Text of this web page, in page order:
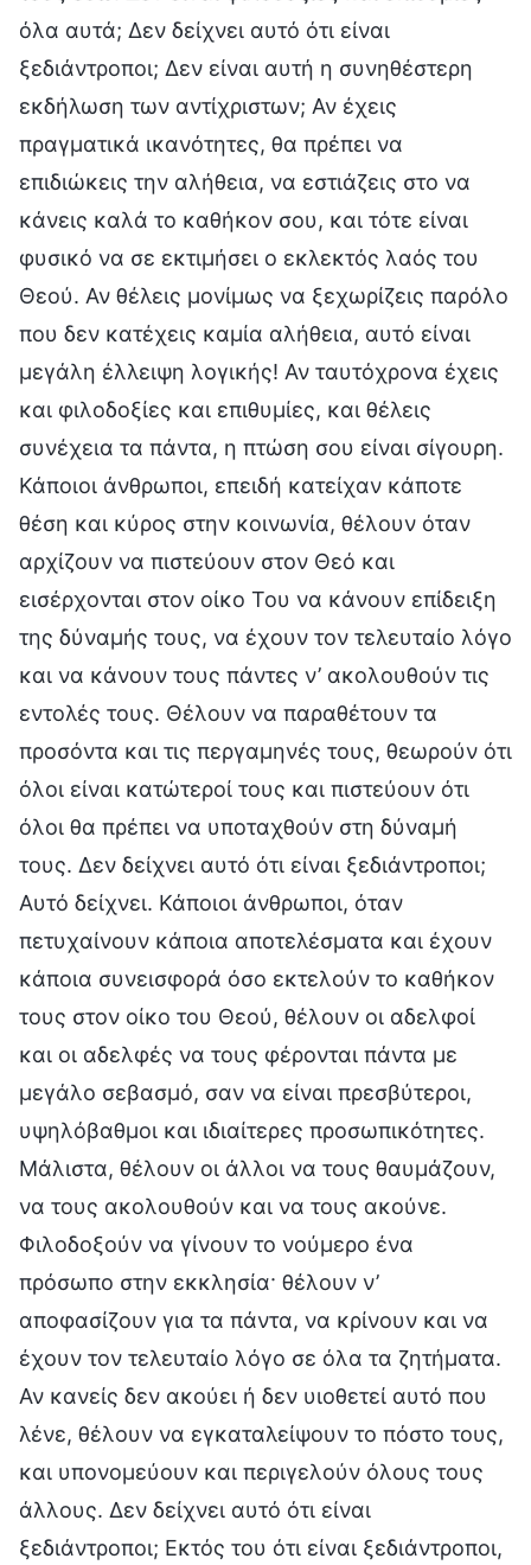
όλα αυτά; Δεν δείχνει αυτό ότι είναι
ξεδιάντροποι; Δεν είναι αυτή η συνηθέστερη
εκδήλωση των αντίχριστων; Αν έχεις
πραγματικά ικανότητες, θα πρέπει να
επιδιώκεις την αλήθεια, να εστιάζεις στο να
κάνεις καλά το καθήκον σου, και τότε είναι
φυσικό να σε εκτιμήσει ο εκλεκτός λαός του
Θεού. Αν θέλεις μονίμως να ξεχωρίζεις παρόλο
που δεν κατέχεις καμία αλήθεια, αυτό είναι
μεγάλη έλλειψη λογικής! Αν ταυτόχρονα έχεις
και φιλοδοξίες και επιθυμίες, και θέλεις
συνέχεια τα πάντα, η πτώση σου είναι σίγουρη.
Κάποιοι άνθρωποι, επειδή κατείχαν κάποτε
θέση και κύρος στην κοινωνία, θέλουν όταν
αρχίζουν να πιστεύουν στον Θεό και
εισέρχονται στον οίκο Του να κάνουν επίδειξη
της δύναμής τους, να έχουν τον τελευταίο λόγο
και να κάνουν τους πάντες ν’ ακολουθούν τις
εντολές τους. Θέλουν να παραθέτουν τα
προσόντα και τις περγαμηνές τους, θεωρούν ότι
όλοι είναι κατώτεροί τους και πιστεύουν ότι
όλοι θα πρέπει να υποταχθούν στη δύναμή
τους. Δεν δείχνει αυτό ότι είναι ξεδιάντροποι;
Αυτό δείχνει. Κάποιοι άνθρωποι, όταν
πετυχαίνουν κάποια αποτελέσματα και έχουν
κάποια συνεισφορά όσο εκτελούν το καθήκον
τους στον οίκο του Θεού, θέλουν οι αδελφοί
και οι αδελφές να τους φέρονται πάντα με
μεγάλο σεβασμό, σαν να είναι πρεσβύτεροι,
υψηλόβαθμοι και ιδιαίτερες προσωπικότητες.
Μάλιστα, θέλουν οι άλλοι να τους θαυμάζουν,
να τους ακολουθούν και να τους ακούνε.
Φιλοδοξούν να γίνουν το νούμερο ένα
πρόσωπο στην εκκλησία· θέλουν ν’
αποφασίζουν για τα πάντα, να κρίνουν και να
έχουν τον τελευταίο λόγο σε όλα τα ζητήματα.
Αν κανείς δεν ακούει ή δεν υιοθετεί αυτό που
λένε, θέλουν να εγκαταλείψουν το πόστο τους,
και υπονομεύουν και περιγελούν όλους τους
άλλους. Δεν δείχνει αυτό ότι είναι
ξεδιάντροποι; Εκτός του ότι είναι ξεδιάντροποι,